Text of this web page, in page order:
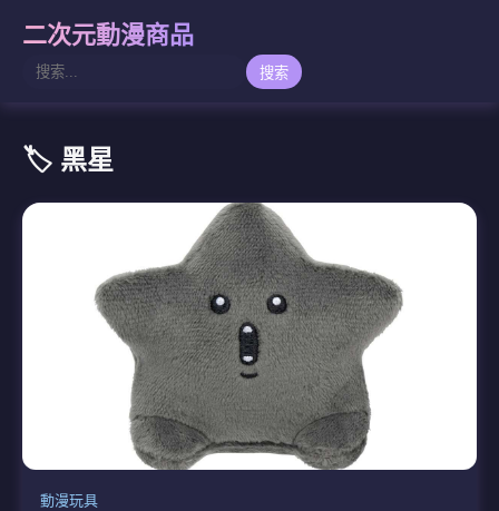
二次元動漫商品
搜索
🏷️ 黑星
動漫玩具